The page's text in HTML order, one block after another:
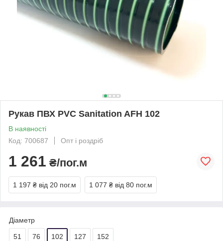
Рукав ПВХ PVC Sanitation AFH 102
В наявності
Код: 700687
Опт і роздріб
1 261 ₴/пог.м
1 197 ₴ від 20 пог.м 1 077 ₴ від 80 пог.м
Діаметр
51 76 102 127 152